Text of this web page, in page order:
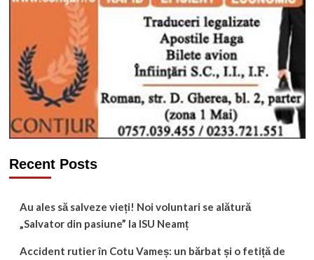
Recent Posts
Au ales să salveze vieți! Noi voluntari se alătură
„Salvator din pasiune” la ISU Neamț
Accident rutier în Cotu Vameș: un bărbat și o fetiță de